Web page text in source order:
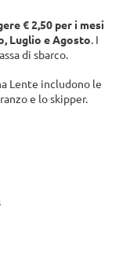
€ 2,50 per i mesi
Luglio e Agosto . I
di sbarco.
Lente includono le
e lo skipper.